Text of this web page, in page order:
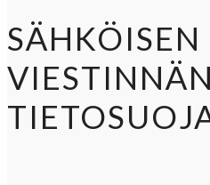
SÄHKÖISEN
VIESTINNÄN